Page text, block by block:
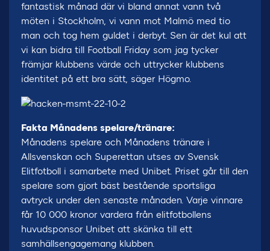
fantastisk månad där vi bland annat vann två
möten i Stockholm, vi vann mot Malmö med tio
man och tog hem guldet i derbyt. Sen är det kul att
vi kan bidra till Football Friday som jag tycker
främjar klubbens värde och uttrycker klubbens
identitet på ett bra sätt, säger Högmo.
Fakta Månadens spelare/tränare:
Månadens spelare och Månadens tränare i
Allsvenskan och Superettan utses av Svensk
Elitfotboll i samarbete med Unibet. Priset går till den
spelare som gjort bäst bestående sportsliga
avtryck under den senaste månaden. Varje vinnare
får 10 000 kronor vardera från elitfotbollens
huvudsponsor Unibet att skänka till ett
samhällsengagemang klubben.